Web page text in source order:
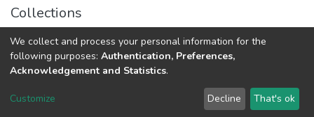
Collections
Теоретичні і прикладні проблеми психології. – 2020 р.
Dspace & Volodymyr Dahl East Ukrainian National University
LYRASIS
Send Feedback
We collect and process your personal information for the
following purposes: Authentication, Preferences,
Acknowledgement and Statistics.
Customize Decline That's ok